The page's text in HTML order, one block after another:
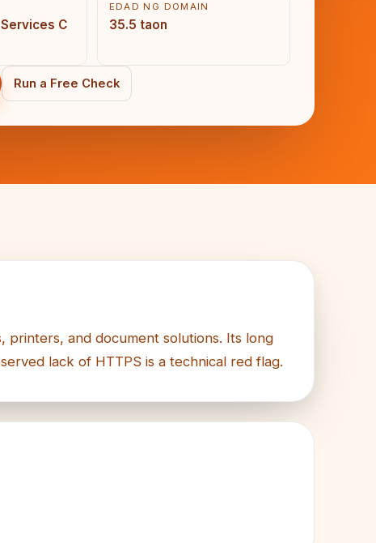
C
EDAD NG DOMAIN
35.5 taon
Run a Free Check
printers, and document solutions. Its long
lack of HTTPS is a technical red flag.